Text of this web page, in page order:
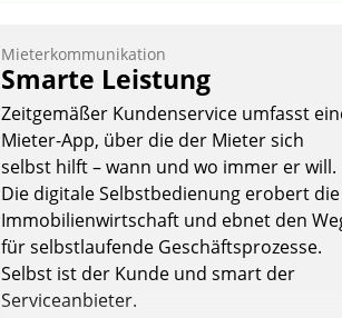
Mieterkommunikation
Smarte Leistung
Zeitgemäßer Kundenservice umfasst
Mieter-App, über die der Mieter sich
selbst hilft – wann und wo immer er will.
Die digitale Selbstbedienung erobert die
Immobilienwirtschaft und ebnet den
für selbstlaufende Geschäftsprozesse.
Selbst ist der Kunde und smart der
Serviceanbieter.